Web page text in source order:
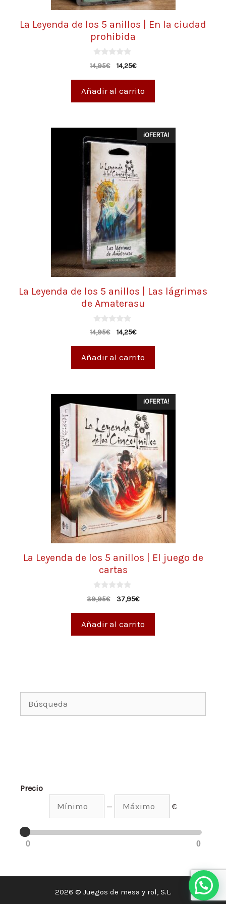
La Leyenda de los 5 anillos | En la ciudad
prohibida
0
d
14,95€ 14,25€
Añadir al carrito
¡OFERTA!
La Leyenda de los 5 anillos | Las lágrimas
de Amaterasu
0
d
14,95€ 14,25€
Añadir al carrito
¡OFERTA!
La Leyenda de los 5 anillos | El juego de
cartas
0
d
39,95€ 37,95€
Añadir al carrito
Precio
— €
0 0
2026 © Juegos de mesa y rol, S.L.